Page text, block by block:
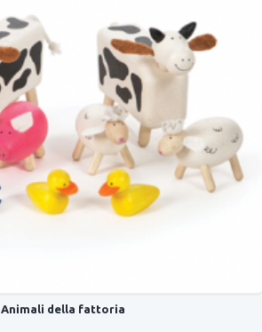
Animali della fattoria